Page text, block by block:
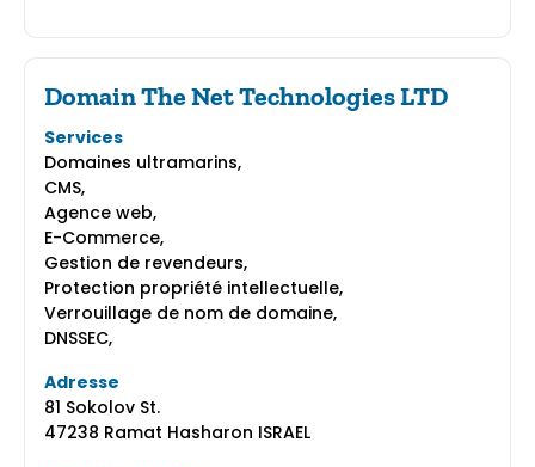
Domain The Net Technologies LTD
Services
Domaines ultramarins,
CMS,
Agence web,
E-Commerce,
Gestion de revendeurs,
Protection propriété intellectuelle,
Verrouillage de nom de domaine,
DNSSEC,
Adresse
81 Sokolov St.
47238 Ramat Hasharon ISRAEL